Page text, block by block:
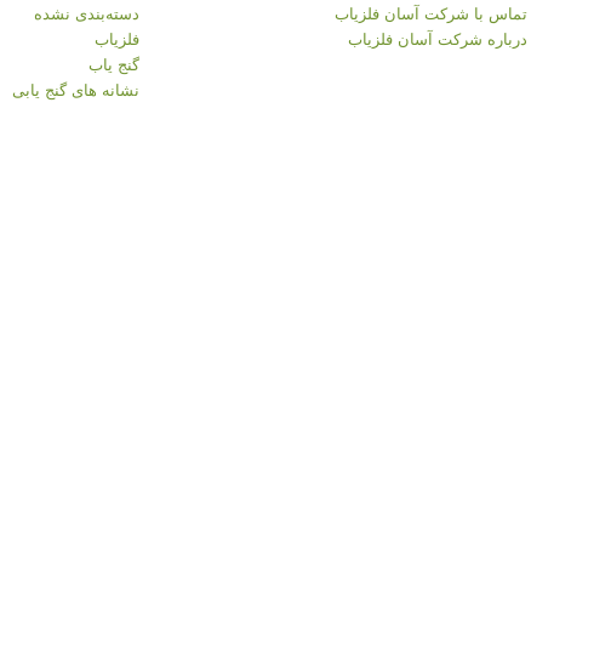
تماس با شرکت آسان فلزیاب
درباره شرکت آسان فلزیاب
دسته‌بندی نشده
فلزیاب
گنج یاب
نشانه های گنج یابی